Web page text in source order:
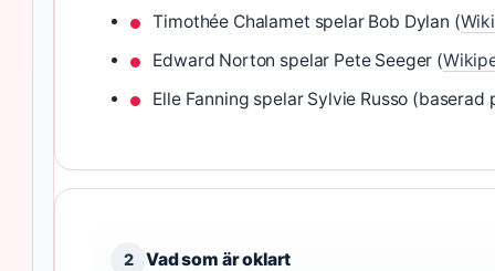
Timothée Chalamet spelar Bob Dylan (
Edward Norton spelar Pete Seeger (
Elle Fanning spelar Sylvie Russo (baserad
2 Vad som är oklart